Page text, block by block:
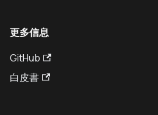
更多信息
GitHub
白皮書